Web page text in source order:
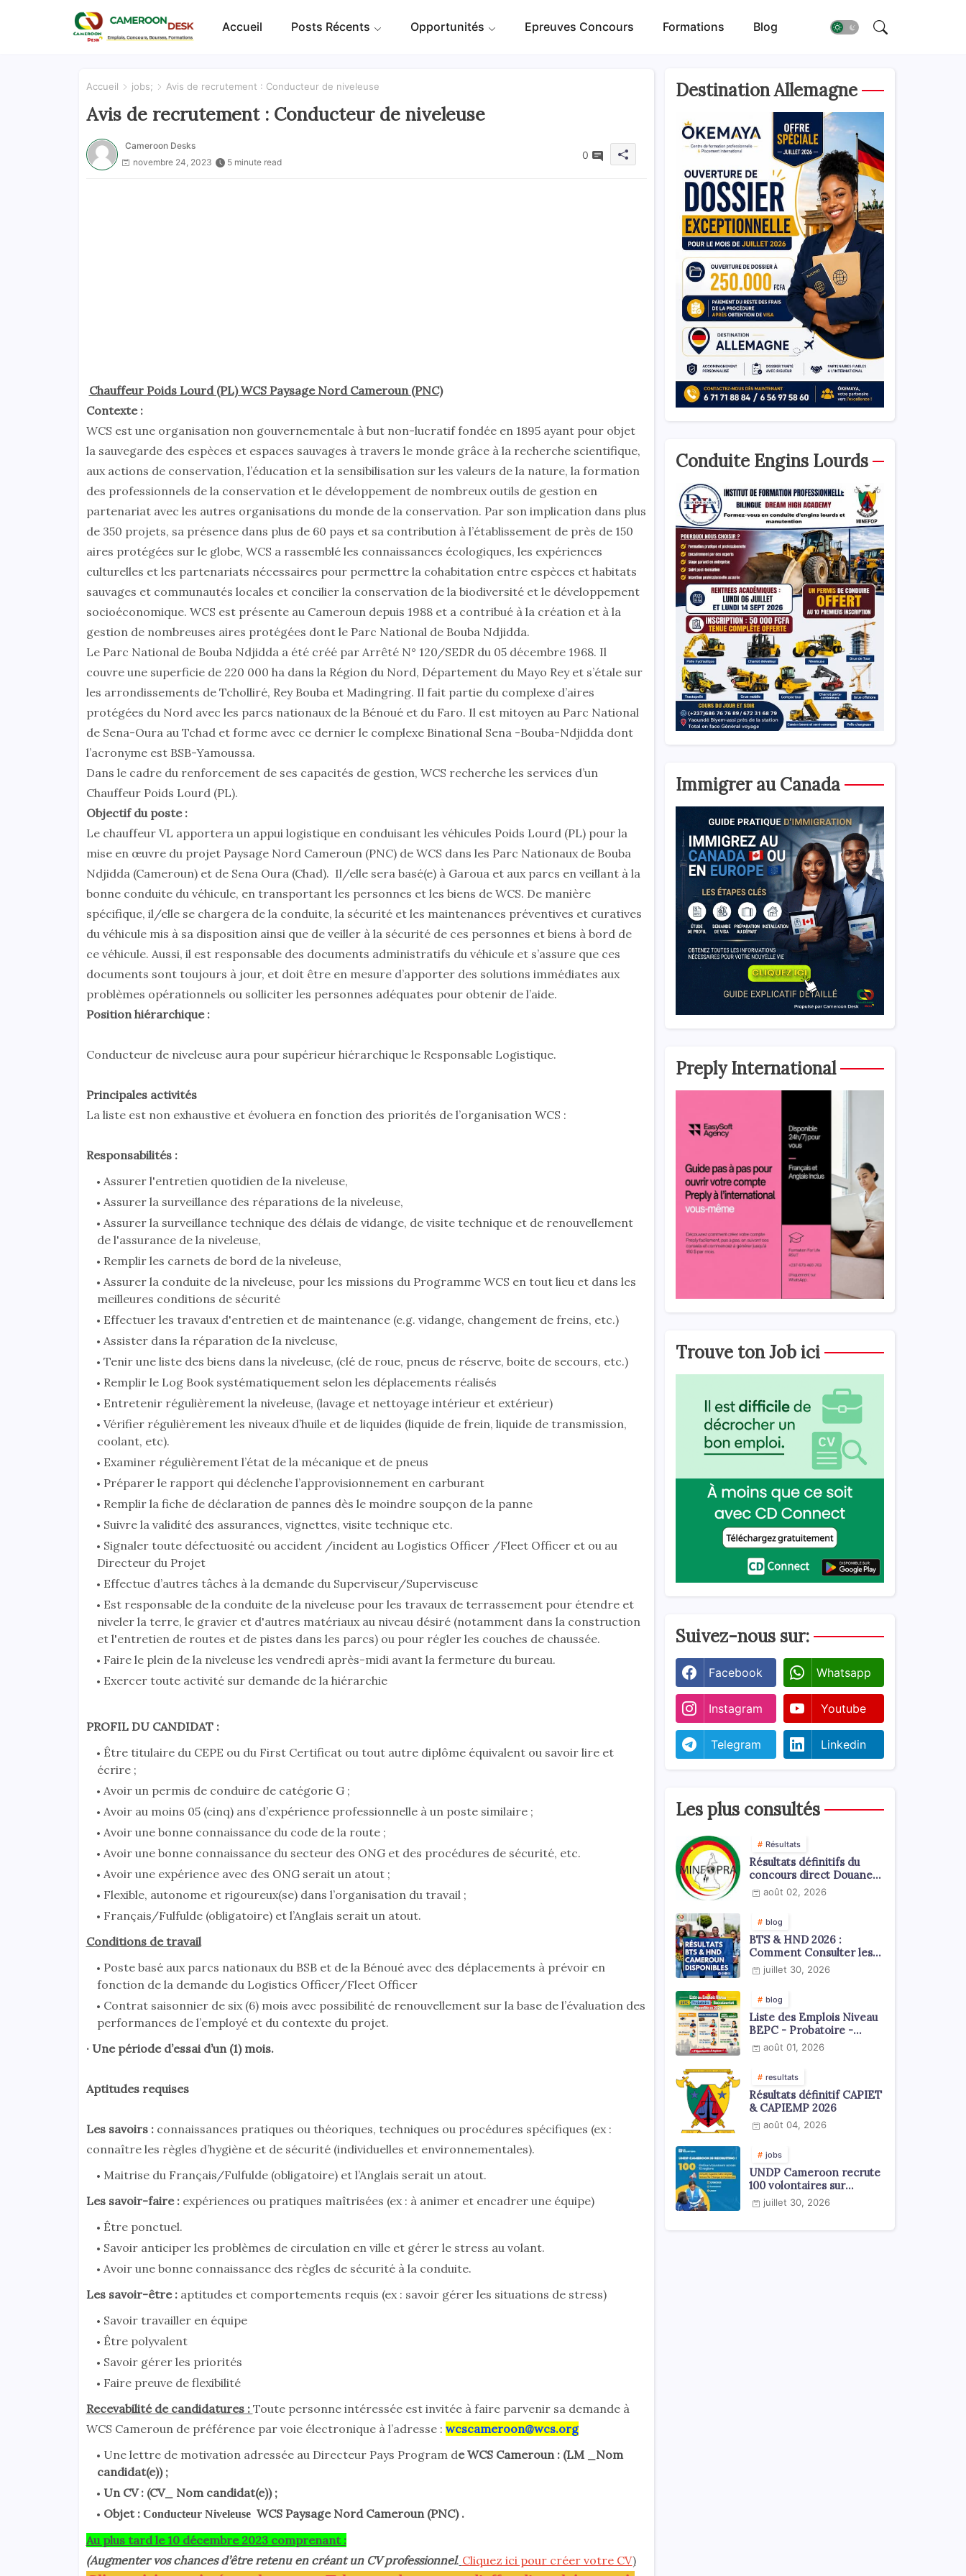
Accueil Posts Récents Opportunités Epreuves Concours Formations Blog
Accueil jobs; Avis de recrutement : Conducteur de niveleuse
Avis de recrutement : Conducteur de niveleuse
Cameroon Desks
novembre 24, 2023
5 minute read
0
Chauffeur Poids Lourd (PL) WCS Paysage Nord Cameroun (PNC)
Contexte :
WCS est une organisation non gouvernementale à but non-lucratif fondée en 1895 ayant pour objet
la sauvegarde des espèces et espaces sauvages à travers le monde grâce à la recherche scientifique,
aux actions de conservation, l’éducation et la sensibilisation sur les valeurs de la nature, la formation
des professionnels de la conservation et le développement de nombreux outils de gestion en
partenariat avec les autres organisations du monde de la conservation. Par son implication dans plus
de 350 projets, sa présence dans plus de 60 pays et sa contribution à l’établissement de près de 150
aires protégées sur le globe, WCS a rassemblé les connaissances écologiques, les expériences
culturelles et les partenariats nécessaires pour permettre la cohabitation entre espèces et habitats
sauvages et communautés locales et concilier la conservation de la biodiversité et le développement
socioéconomique. WCS est présente au Cameroun depuis 1988 et a contribué à la création et à la
gestion de nombreuses aires protégées dont le Parc National de Bouba Ndjidda.
Le Parc National de Bouba Ndjidda a été créé par Arrêté N° 120/SEDR du 05 décembre 1968. Il
couvre une superficie de 220 000 ha dans la Région du Nord, Département du Mayo Rey et s’étale sur
les arrondissements de Tcholliré, Rey Bouba et Madingring. Il fait partie du complexe d’aires
protégées du Nord avec les parcs nationaux de la Bénoué et du Faro. Il est mitoyen au Parc National
de Sena-Oura au Tchad et forme avec ce dernier le complexe Binational Sena -Bouba-Ndjidda dont
l’acronyme est BSB-Yamoussa.
Dans le cadre du renforcement de ses capacités de gestion, WCS recherche les services d’un
Chauffeur Poids Lourd (PL).
Objectif du poste :
Le chauffeur VL apportera un appui logistique en conduisant les véhicules Poids Lourd (PL) pour la
mise en œuvre du projet Paysage Nord Cameroun (PNC) de WCS dans les Parc Nationaux de Bouba
Ndjidda (Cameroun) et de Sena Oura (Chad). Il/elle sera basé(e) à Garoua et aux parcs en veillant à la
bonne conduite du véhicule, en transportant les personnes et les biens de WCS. De manière
spécifique, il/elle se chargera de la conduite, la sécurité et les maintenances préventives et curatives
du véhicule mis à sa disposition ainsi que de veiller à la sécurité de ces personnes et biens à bord de
ce véhicule. Aussi, il est responsable des documents administratifs du véhicule et s’assure que ces
documents sont toujours à jour, et doit être en mesure d’apporter des solutions immédiates aux
problèmes opérationnels ou solliciter les personnes adéquates pour obtenir de l’aide.
Position hiérarchique :
Conducteur de niveleuse aura pour supérieur hiérarchique le Responsable Logistique.
Principales activités
La liste est non exhaustive et évoluera en fonction des priorités de l’organisation WCS :
Responsabilités :
Assurer l'entretien quotidien de la niveleuse,
Assurer la surveillance des réparations de la niveleuse,
Assurer la surveillance technique des délais de vidange, de visite technique et de renouvellement
de l'assurance de la niveleuse,
Remplir les carnets de bord de la niveleuse,
Assurer la conduite de la niveleuse, pour les missions du Programme WCS en tout lieu et dans les
meilleures conditions de sécurité
Effectuer les travaux d'entretien et de maintenance (e.g. vidange, changement de freins, etc.)
Assister dans la réparation de la niveleuse,
Tenir une liste des biens dans la niveleuse, (clé de roue, pneus de réserve, boite de secours, etc.)
Remplir le Log Book systématiquement selon les déplacements réalisés
Entretenir régulièrement la niveleuse, (lavage et nettoyage intérieur et extérieur)
Vérifier régulièrement les niveaux d’huile et de liquides (liquide de frein, liquide de transmission,
coolant, etc).
Examiner régulièrement l’état de la mécanique et de pneus
Préparer le rapport qui déclenche l’approvisionnement en carburant
Remplir la fiche de déclaration de pannes dès le moindre soupçon de la panne
Suivre la validité des assurances, vignettes, visite technique etc.
Signaler toute défectuosité ou accident /incident au Logistics Officer /Fleet Officer et ou au
Directeur du Projet
Effectue d’autres tâches à la demande du Superviseur/Superviseuse
Est responsable de la conduite de la niveleuse pour les travaux de terrassement pour étendre et
niveler la terre, le gravier et d'autres matériaux au niveau désiré (notamment dans la construction
et l'entretien de routes et de pistes dans les parcs) ou pour régler les couches de chaussée.
Faire le plein de la niveleuse les vendredi après-midi avant la fermeture du bureau.
Exercer toute activité sur demande de la hiérarchie
PROFIL DU CANDIDAT :
Être titulaire du CEPE ou du First Certificat ou tout autre diplôme équivalent ou savoir lire et
écrire ;
Avoir un permis de conduire de catégorie G ;
Avoir au moins 05 (cinq) ans d’expérience professionnelle à un poste similaire ;
Avoir une bonne connaissance du code de la route ;
Avoir une bonne connaissance du secteur des ONG et des procédures de sécurité, etc.
Avoir une expérience avec des ONG serait un atout ;
Flexible, autonome et rigoureux(se) dans l’organisation du travail ;
Français/Fulfulde (obligatoire) et l’Anglais serait un atout.
Conditions de travail
Poste basé aux parcs nationaux du BSB et de la Bénoué avec des déplacements à prévoir en
fonction de la demande du Logistics Officer/Fleet Officer
Contrat saisonnier de six (6) mois avec possibilité de renouvellement sur la base de l’évaluation des
performances de l’employé et du contexte du projet.
· Une période d’essai d’un (1) mois.
Aptitudes requises
Les savoirs :connaissances pratiques ou théoriques, techniques ou procédures spécifiques (ex :
connaître les règles d’hygiène et de sécurité (individuelles et environnementales).
Maitrise du Français/Fulfulde (obligatoire) et l’Anglais serait un atout.
Les savoir-faire : expériences ou pratiques maîtrisées (ex : à animer et encadrer une équipe)
Être ponctuel.
Savoir anticiper les problèmes de circulation en ville et gérer le stress au volant.
Avoir une bonne connaissance des règles de sécurité à la conduite.
Les savoir-être :aptitudes et comportements requis (ex : savoir gérer les situations de stress)
Savoir travailler en équipe
Être polyvalent
Savoir gérer les priorités
Faire preuve de flexibilité
Recevabilité de candidatures : Toute personne intéressée est invitée à faire parvenir sa demande à
WCS Cameroun de préférence par voie électronique à l’adresse : wcscameroon@wcs.org
Une lettre de motivation adressée au Directeur Pays Program de WCS Cameroun : (LM _Nom
candidat(e)) ;
Un CV : (CV_ Nom candidat(e)) ;
Objet : Conducteur Niveleuse WCS Paysage Nord Cameroun (PNC) .
Au plus tard le 10 décembre 2023 comprenant :
(Augmenter vos chances d’être retenu en créant un CV professionnel. Cliquez ici pour créer votre CV)
Destination Allemagne
Conduite Engins Lourds
Immigrer au Canada
Preply International
Trouve ton Job ici
Suivez-nous sur:
Facebook Whatsapp
Instagram Youtube
Telegram Linkedin
Les plus consultés
Résultats
Résultats définitifs du
concours direct Douanes
2026août 02, 2026
blog
BTS & HND 2026 :
Comment Consulter les
Résultats ?
juillet 30, 2026
blog
Liste des Emplois Niveau
BEPC - Probatoire -
Baccalauréat dispoblible
en 2026
août 01, 2026
resultats
Résultats définitif CAPIET
& CAPIEMP 2026
août 04, 2026
jobs
UNDP Cameroon recrute
100 volontaires sur
l'échelle du territoire
national
juillet 30, 2026